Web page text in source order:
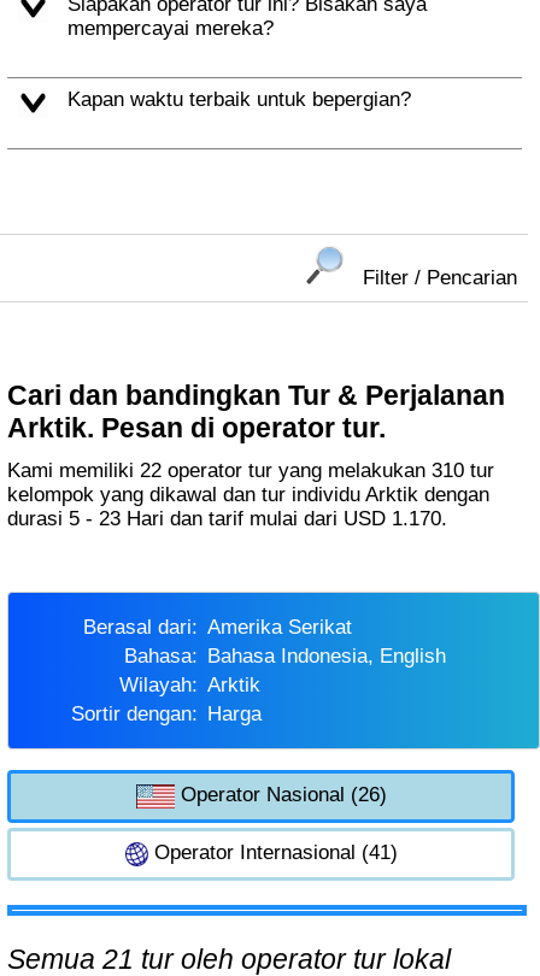
mempercayai mereka?
Kapan waktu terbaik untuk bepergian?
Filter / Pencarian
Cari dan bandingkan Tur & Perjalanan
Arktik. Pesan di operator tur.
Kami memiliki 22 operator tur yang melakukan 310 tur
kelompok yang dikawal dan tur individu Arktik dengan
durasi 5 - 23 Hari dan tarif mulai dari USD 1.170.
Berasal dari:
Amerika Serikat
Bahasa:
Bahasa Indonesia, English
Wilayah:
Arktik
Sortir dengan:
Harga
Operator Nasional (26)
Operator Internasional (41)
Semua 21 tur oleh operator tur lokal